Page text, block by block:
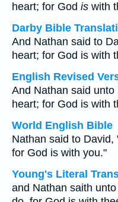
heart; for God is with
Darby Bible
And Nathan said to
heart; for God is with
English Revised
And Nathan said
heart; for God is with
World English Bible
Nathan said to
for God is with you."
Young's Literal
and Nathan saith